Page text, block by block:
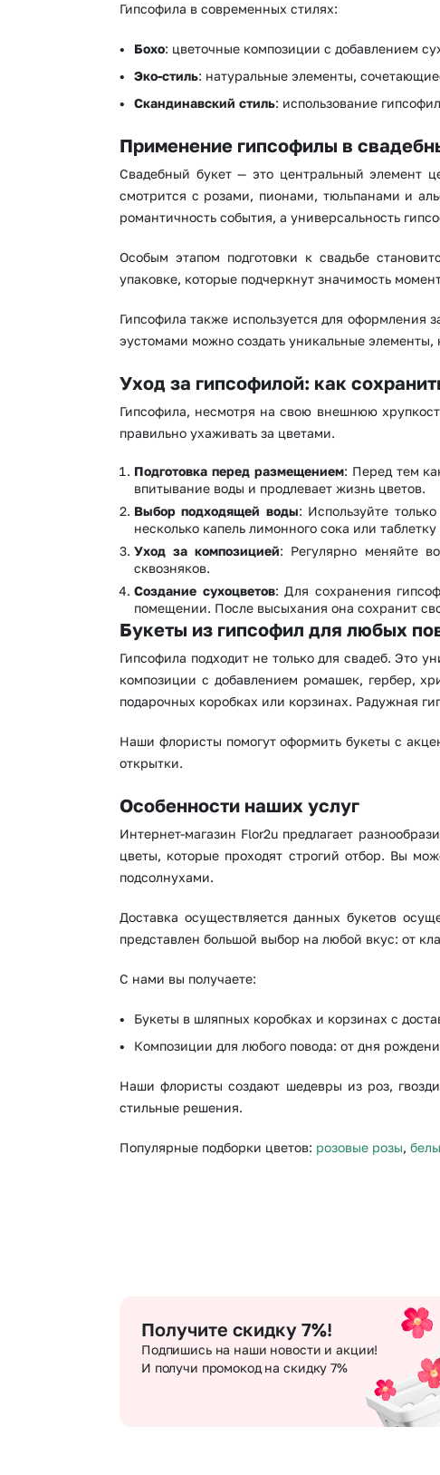
Или
Гипсофила в современных стилях:
Бохо: цветочные композиции с добавлением
Эко-стиль: натуральные элементы,
Скандинавский стиль: использование
Применение гипсофилы в
Свадебный букет — это центральный элемент
смотрится с розами, пионами, тюльпанами и
романтичность события, а универсальность
Особым этапом подготовки к свадьбе
упаковке, которые подчеркнут значимость
Гипсофила также используется для оформления
эустомами можно создать уникальные элементы,
Уход за гипсофилой: как
Гипсофила, несмотря на свою внешнюю
правильно ухаживать за цветами.
Подготовка перед размещением: Перед тем
впитывание воды и продлевает жизнь цветов.
Выбор подходящей воды: Используйте
несколько капель лимонного сока или
Уход за композицией: Регулярно меняйте
сквозняков.
Создание сухоцветов: Для сохранения
помещении. После высыхания она сохранит
Букеты из гипсофил для любых
Гипсофила подходит не только для свадеб. Это
композиции с добавлением ромашек, гербер,
подарочных коробках или корзинах. Радужная
Наши флористы помогут оформить букеты с
открытки.
Особенности наших услуг
Интернет-магазин Flor2u предлагает
цветы, которые проходят строгий отбор. Вы
подсолнухами.
Доставка осуществляется данных букетов
представлен большой выбор на любой вкус: от
С нами вы получаете:
Букеты в шляпных коробках и корзинах с
Композиции для любого повода: от дня
Наши флористы создают шедевры из роз,
стильные решения.
Популярные подборки цветов: розовые розы,
Получите скидку 7%!
Подпишись на наши новости и акции!
И получи промокод на скидку 7%